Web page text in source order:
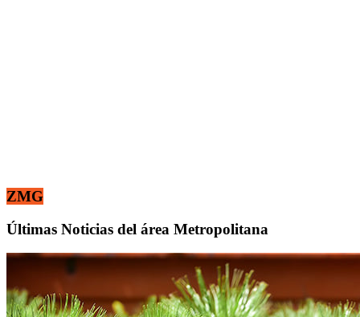
ZMG
Últimas Noticias del área Metropolitana